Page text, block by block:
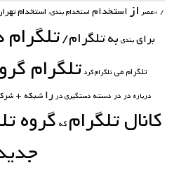
«عصرازاستخداماستخدام بندی:استخدام تهران
برای بندیبهتلگرام/تلگرام
تلگرام میتلگرام کردتلگرام
دربارهدر در دستهدستگیری در راشبکه + شرکت
کانال تلگرامکهگروه